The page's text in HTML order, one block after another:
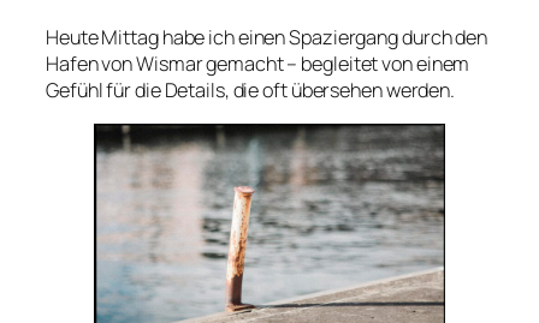
Heute Mittag habe ich einen Spaziergang durch den
Hafen von Wismar gemacht – begleitet von einem
Gefühl für die Details, die oft übersehen werden.